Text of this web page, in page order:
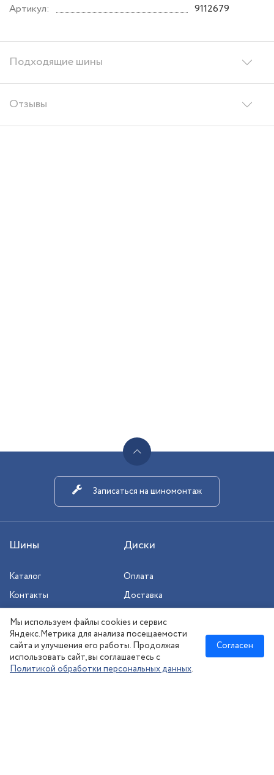
Подходящие шины
Отзывы
Артикул:
9112679
Шины Диски
Каталог
Контакты
Оплата
Доставка
Сезонное хранение
Записаться на шиномонтаж
Новосибирск:
Мы используем файлы cookies и сервис
Яндекс.Метрика для анализа посещаемости
сайта и улучшения его работы. Продолжая
использовать сайт, вы соглашаетесь с
Политикой обработки персональных данных.
Согласен